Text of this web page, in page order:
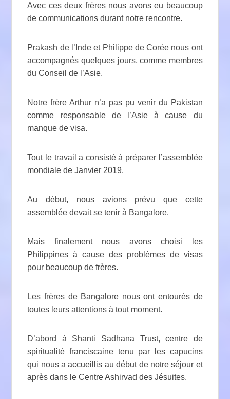
Avec ces deux frères nous avons eu beaucoup
de communications durant notre rencontre.
Prakash de l’Inde et Philippe de Corée nous ont
accompagnés quelques jours, comme membres
du Conseil de l’Asie.
Notre frère Arthur n’a pas pu venir du Pakistan
comme responsable de l’Asie à cause du
manque de visa.
Tout le travail a consisté à préparer l’assemblée
mondiale de Janvier 2019.
Au début, nous avions prévu que cette
assemblée devait se tenir à Bangalore.
Mais finalement nous avons choisi les
Philippines à cause des problèmes de visas
pour beaucoup de frères.
Les frères de Bangalore nous ont entourés de
toutes leurs attentions à tout moment.
D’abord à Shanti Sadhana Trust, centre de
spiritualité franciscaine tenu par les capucins
qui nous a accueillis au début de notre séjour et
après dans le Centre Ashirvad des Jésuites.